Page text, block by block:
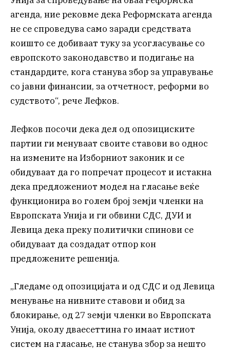
агенда, ние рековме дека Реформската агенда
не се спроведува само заради средствата
коишто се добиваат туку за усогласување со
европското законодавство и подигање на
стандардите, кога станува збор за управување
со јавни финансии, за отчетност, реформи во
судството“, рече Лефков.
Лефков посочи дека дел од опозициските
партии ги менуваат своите ставови во однос
на измените на Изборниот законик и се
обидуваат да го попречат процесот и истакна
дека предложениот модел на гласање веќе
функционира во голем број земји членки на
Европската Унија и ги обвини СДС, ДУИ и
Левица дека преку политички спинови се
обидуваат да создадат отпор кон
предложените решенија.
„Гледаме од опозицијата и од СДС и од Левица
менување на нивните ставови и обид за
блокирање, од 27 земји членки во Европската
Унија, околу дваесеттина го имаат истиот
систем на гласање, не станува збор за нешто